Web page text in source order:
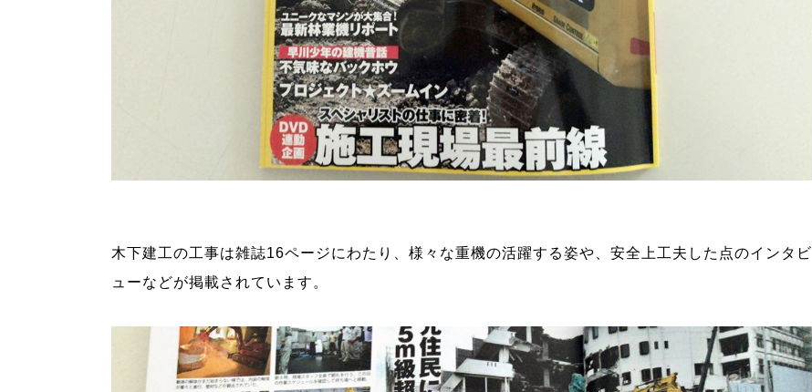
木下建工の工事は雑誌16ページにわたり、様々な重機の活躍する姿や、安全上工夫した点のインタビ
ューなどが掲載されています。